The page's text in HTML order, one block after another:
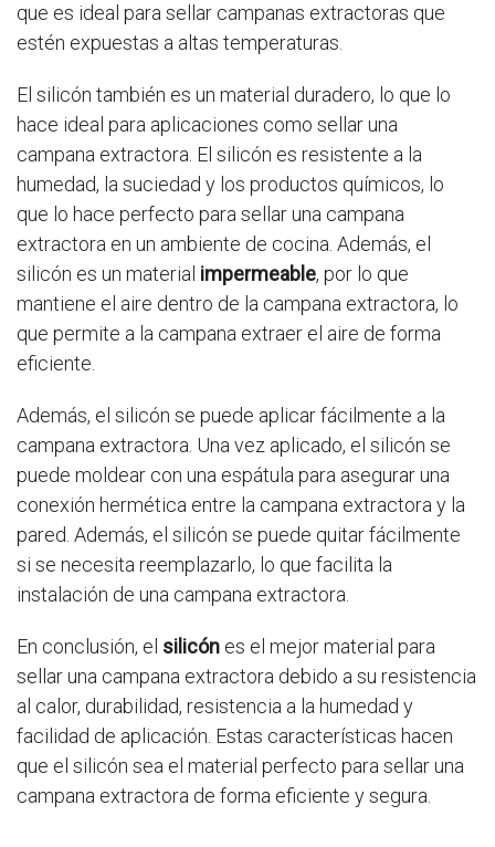
que es ideal para sellar campanas extractoras que
estén expuestas a altas temperaturas.
El silicón también es un material duradero, lo que lo
hace ideal para aplicaciones como sellar una
campana extractora. El silicón es resistente a la
humedad, la suciedad y los productos químicos, lo
que lo hace perfecto para sellar una campana
extractora en un ambiente de cocina. Además, el
silicón es un material impermeable, por lo que
mantiene el aire dentro de la campana extractora, lo
que permite a la campana extraer el aire de forma
eficiente.
Además, el silicón se puede aplicar fácilmente a la
campana extractora. Una vez aplicado, el silicón se
puede moldear con una espátula para asegurar una
conexión hermética entre la campana extractora y la
pared. Además, el silicón se puede quitar fácilmente
si se necesita reemplazarlo, lo que facilita la
instalación de una campana extractora.
En conclusión, el silicón es el mejor material para
sellar una campana extractora debido a su resistencia
al calor, durabilidad, resistencia a la humedad y
facilidad de aplicación. Estas características hacen
que el silicón sea el material perfecto para sellar una
campana extractora de forma eficiente y segura.